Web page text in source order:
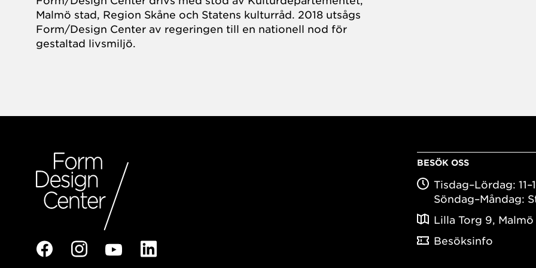
Malmö stad, Region Skåne och Statens kulturråd. 2018 utsågs
Form/Design Center av regeringen till en nationell nod för
gestaltad livsmiljö.
BESÖK OSS
Tisdag–Lördag:
Söndag–Måndag:
Lilla Torg 9, Malmö
Besöksinfo